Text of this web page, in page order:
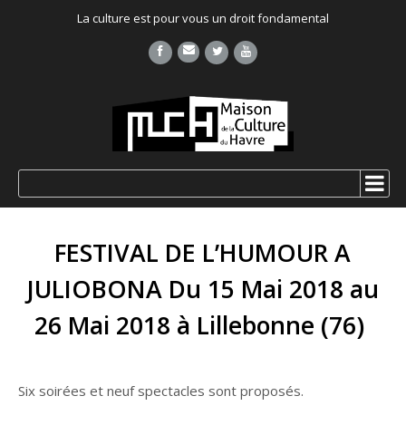
La culture est pour vous un droit fondamental
FESTIVAL DE L’HUMOUR A
JULIOBONA Du 15 Mai 2018 au
26 Mai 2018 à Lillebonne (76)
Six soirées et neuf spectacles sont proposés.